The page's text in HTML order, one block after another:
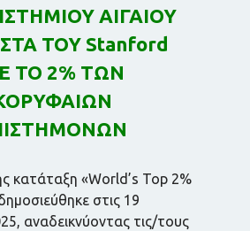
ΑΙΓΑΙΟΥ
ΤΟΥ Stanford
ΤΟ 2% ΤΩΝ
κατάταξη «World’s Top 2%
στις 19
αναδεικνύοντας τις/τους